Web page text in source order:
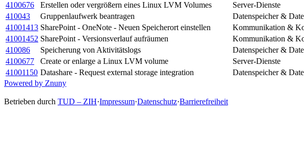
4100676
Erstellen oder vergrößern eines Linux LVM Volumes Server-Dienste
410043
Gruppenlaufwerk beantragen Datenspeicher &
41001413 SharePoint - OneNote - Neuen Speicherort einstellen Kommunikation &
41001452 SharePoint - Versionsverlauf aufräumen Kommunikation &
410086
Speicherung von Aktivitätslogs Datenspeicher &
4100677
Create or enlarge a Linux LVM volume Server-Dienste
41001150 Datashare - Request external storage integration Datenspeicher &
Powered by Znuny
Betrieben durch TUD – ZIH·Impressum·Datenschutz·Barrierefreiheit